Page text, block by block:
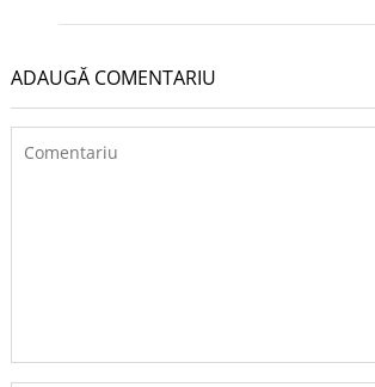
ADAUGĂ COMENTARIU